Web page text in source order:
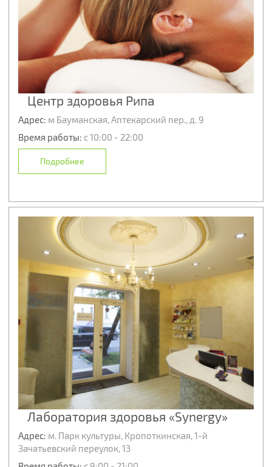
Центр здоровья Рипа
Адрес: м Бауманская, Аптекарский пер., д. 9
Время работы: с 10:00 - 22:00
Подробнее
Лаборатория здоровья «Synergy»
Адрес: м. Парк культуры, Кропоткинская, 1-й
Зачатьевский переулок, 13